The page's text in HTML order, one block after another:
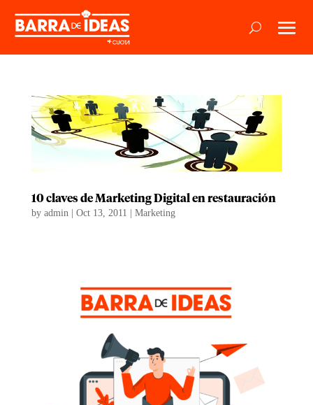
10 claves de Marketing Digital en restauración
by admin| Oct 13, 2011 Marketing